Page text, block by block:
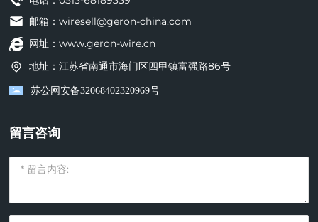
邮箱：wiresell@geron-china.com
网址：www.geron-wire.cn
地址：江苏省南通市海门区四甲镇富强路86号
苏公网安备32068402320969号
留言咨询